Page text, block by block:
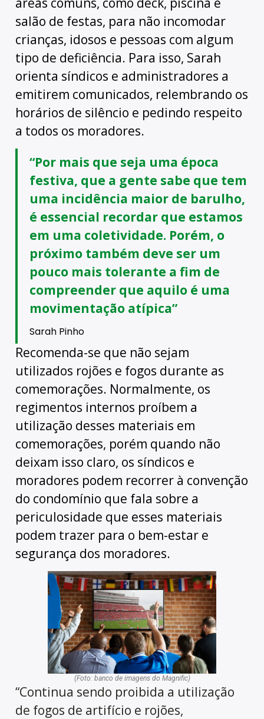
salão de festas, para não incomodar
crianças, idosos e pessoas com algum
tipo de deficiência. Para isso, Sarah
orienta síndicos e administradores a
emitirem comunicados, relembrando os
horários de silêncio e pedindo respeito
a todos os moradores.
“Por mais que seja uma época
festiva, que a gente sabe que tem
uma incidência maior de barulho,
é essencial recordar que estamos
em uma coletividade. Porém, o
próximo também deve ser um
pouco mais tolerante a fim de
compreender que aquilo é uma
movimentação atípica”
Sarah Pinho
Recomenda-se que não sejam
utilizados rojões e fogos durante as
comemorações. Normalmente, os
regimentos internos proíbem a
utilização desses materiais em
comemorações, porém quando não
deixam isso claro, os síndicos e
moradores podem recorrer à convenção
do condomínio que fala sobre a
periculosidade que esses materiais
podem trazer para o bem-estar e
segurança dos moradores.
(Foto: banco de imagens do Magnific)
“Continua sendo proibida a utilização
de fogos de artifício e rojões,